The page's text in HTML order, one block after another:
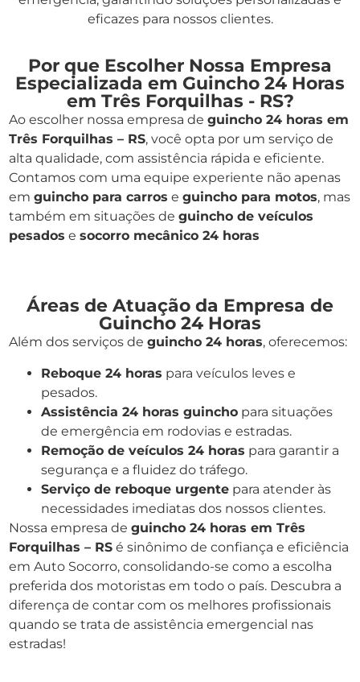
eficazes para nossos clientes.
Por que Escolher Nossa Empresa
Especializada em Guincho 24 Horas
em Três Forquilhas - RS?
Ao escolher nossa empresa de guincho 24 horas em
Três Forquilhas – RS, você opta por um serviço de
alta qualidade, com assistência rápida e eficiente.
Contamos com uma equipe experiente não apenas
em guincho para carros e guincho para motos, mas
também em situações de guincho de veículos
pesados e socorro mecânico 24 horas
Áreas de Atuação da Empresa de
Guincho 24 Horas
Além dos serviços de guincho 24 horas, oferecemos:
Reboque 24 horas para veículos leves e
pesados.
Assistência 24 horas guincho para situações
de emergência em rodovias e estradas.
Remoção de veículos 24 horas para garantir a
segurança e a fluidez do tráfego.
Serviço de reboque urgente para atender às
necessidades imediatas dos nossos clientes.
Nossa empresa de guincho 24 horas em Três
Forquilhas – RS é sinônimo de confiança e eficiência
em Auto Socorro, consolidando-se como a escolha
preferida dos motoristas em todo o país. Descubra a
diferença de contar com os melhores profissionais
quando se trata de assistência emergencial nas
estradas!